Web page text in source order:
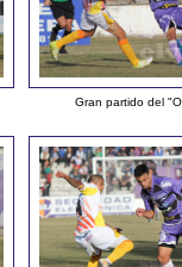
Gran partido del